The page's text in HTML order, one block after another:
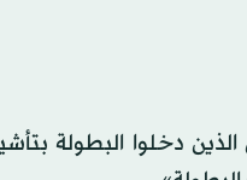
دخلوا البطولة